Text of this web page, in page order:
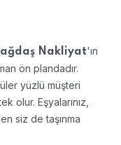
Nakliyat'ın
ön plandadır.
yüzlü müşteri
olur. Eşyalarınız,
siz de taşınma